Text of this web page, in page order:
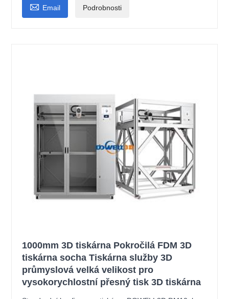
 Email Podrobnosti
1000mm 3D tiskárna Pokročilá FDM 3D
tiskárna socha Tiskárna služby 3D
průmyslová velká velikost pro
vysokorychlostní přesný tisk 3D tiskárna